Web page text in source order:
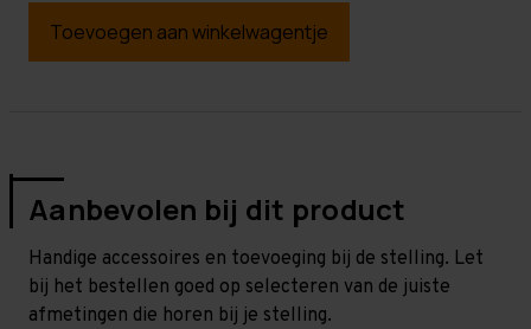
Toevoegen aan winkelwagentje
Aanbevolen bij dit product
Handige accessoires en toevoeging bij de stelling. Let
bij het bestellen goed op selecteren van de juiste
afmetingen die horen bij je stelling.